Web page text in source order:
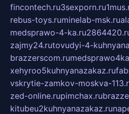
fincontech.ru3sexporn.ru
rebus-toys.ruminelab-msk.ru
medsprawo-4-ka.ru
zajmy24.rutovudyi-4-
brazzerscom.ru
xehyroo5kuhnyanazakaz.ru
vskrytie-zamkov-moskva-
zed-online.rupimchax.ru
kitubeu2kuhnyanazakaz.ru